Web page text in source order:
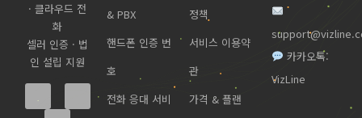
· 클라우드 전
화
셀러 인증 · 법
인 설립 지원
& PBX
핸드폰 인증 번
호
전화 응대 서비
정책
서비스 이용약
관
가격 & 플랜
카카오톡:
VizLine